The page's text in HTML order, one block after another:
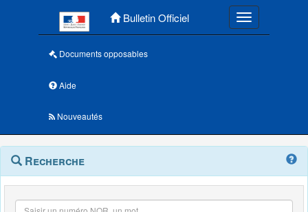
Bulletin Officiel Toggle
Documents opposables
Aide
Nouveautés
Navigation
outils
Menu
contextuel
Recherche